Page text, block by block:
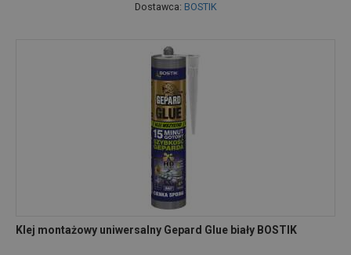
Dostawca: BOSTIK
Klej montażowy uniwersalny Gepard Glue biały BOSTIK